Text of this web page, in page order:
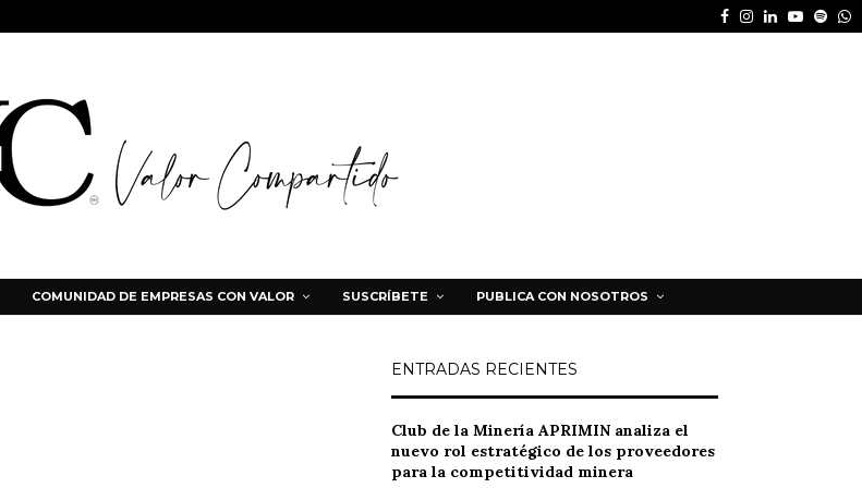
Facebook
Instagram
LinkedinYoutube
COMUNIDAD DE EMPRESAS CON VALOR SUSCRÍBETE PUBLICA CON NOSOTROS
ENTRADAS RECIENTES
Club de la Minería APRIMIN analiza el
nuevo rol estratégico de los proveedores
para la competitividad minera